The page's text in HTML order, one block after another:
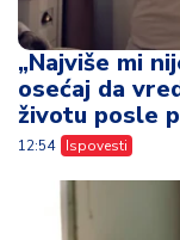
„Najviše mi
osećaj da
životu posle
12:54 Ispovesti